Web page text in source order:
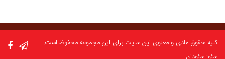
کلیه حقوق مادی و معنوی این سایت برای این مجموعه محفوظ است.